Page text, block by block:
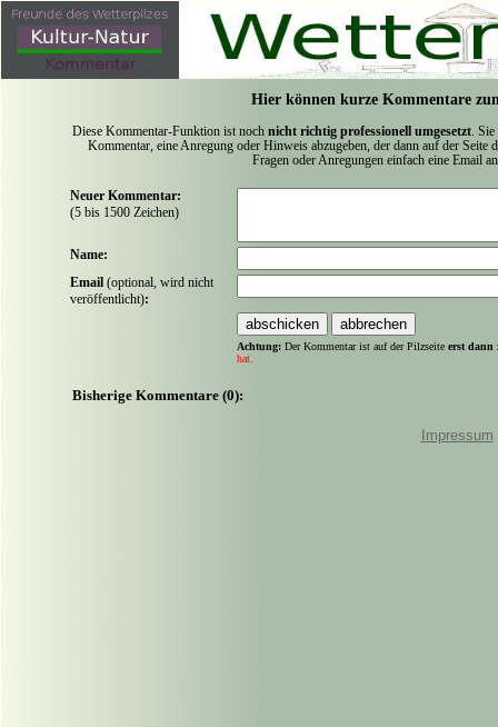
Hier können kurze Kommentare
Diese Kommentar-Funktion ist noch nicht richtig professionell umgesetzt .
Kommentar, eine Anregung oder Hinweis abzugeben, der dann auf der
Fragen oder Anregungen einfach eine Email
Neuer Kommentar:
(5 bis 1500 Zeichen)
Name:
Email (optional, wird nicht
veröffentlicht):
Achtung: Der Kommentar ist auf der Pilzseite erst dann
hat.
Bisherige Kommentare (0):
Impressum